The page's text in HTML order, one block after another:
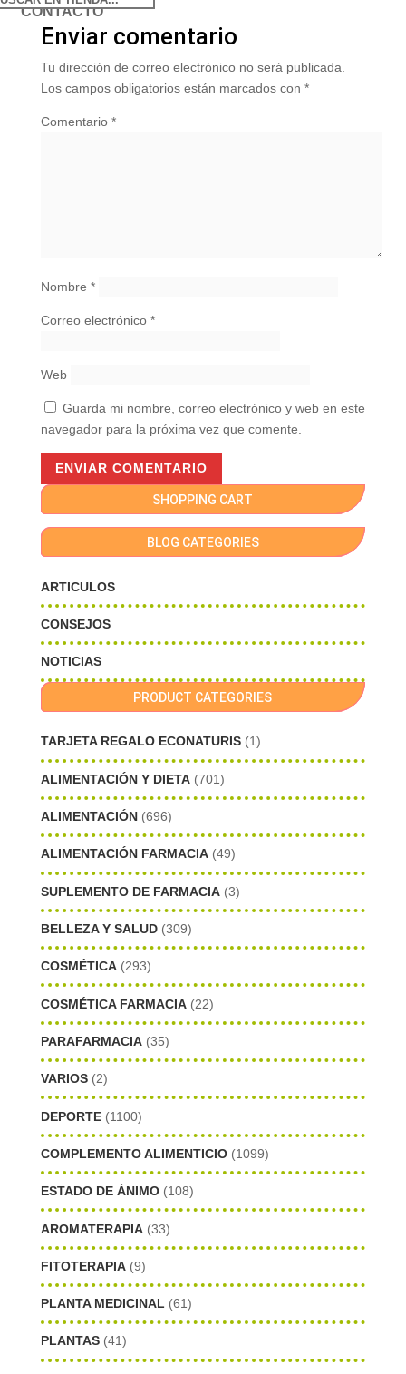
CONTACTO
Enviar comentario
Tu dirección de correo electrónico no será publicada.
Los campos obligatorios están marcados con *
Comentario *
Nombre *
Correo electrónico *
Web
Guarda mi nombre, correo electrónico y web en este
navegador para la próxima vez que comente.
SHOPPING CART
BLOG CATEGORIES
ARTICULOS
CONSEJOS
NOTICIAS
PRODUCT CATEGORIES
TARJETA REGALO ECONATURIS (1)
ALIMENTACIÓN Y DIETA (701)
ALIMENTACIÓN (696)
ALIMENTACIÓN FARMACIA (49)
SUPLEMENTO DE FARMACIA (3)
BELLEZA Y SALUD (309)
COSMÉTICA (293)
COSMÉTICA FARMACIA (22)
PARAFARMACIA (35)
VARIOS (2)
DEPORTE (1100)
COMPLEMENTO ALIMENTICIO (1099)
ESTADO DE ÁNIMO (108)
AROMATERAPIA (33)
FITOTERAPIA (9)
PLANTA MEDICINAL (61)
PLANTAS (41)